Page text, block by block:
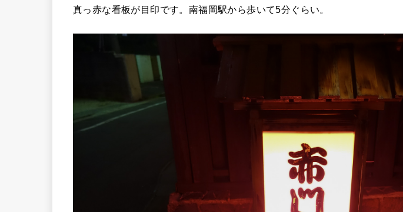
真っ赤な看板が目印です。南福岡駅から歩いて5分ぐらい。